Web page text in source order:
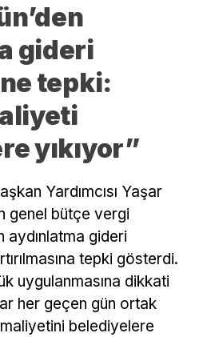
gideri
tepki:
yıkıyor”
Yardımcısı Yaşar
genel bütçe vergi
aydınlatma gideri
tepki gösterdi.
uygulanmasına dikkati
her geçen gün ortak
belediyelere